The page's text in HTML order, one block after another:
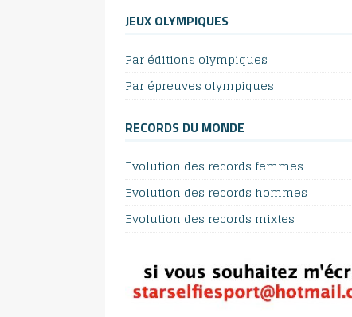
JEUX OLYMPIQUES
Par éditions olympiques
Par épreuves olympiques
RECORDS DU MONDE
Evolution des records femmes
Evolution des records hommes
Evolution des records mixtes